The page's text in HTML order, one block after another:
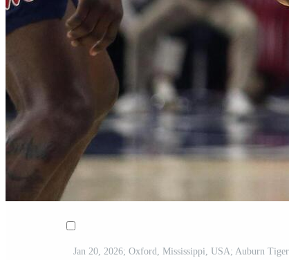
Jan 20, 2026; Oxford, Mississippi, USA; Auburn